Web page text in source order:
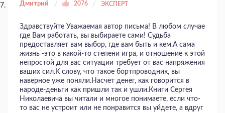
Дмитрий 2076 ЭКСПЕРТ
Здравствуйте Уважаемая автор письма! В любом случае
где Вам работать, вы выбираете сами! Судьба
предоставляет вам выбор, где вам быть и кем.А сама
жизнь -это в какой-то степени игра, и отношение к этой
непростой для вас ситуации требует от вас напряжения
ваших сил.К слову, что такое бортпроводник, вы
наверное уже поняли.Насчет денег, как говорится в
народе-деньги как пришли так и ушли.Книги Сергея
Николаевича вы читали и многое понимаете, если что-
то вас не устроит или не понравится вы уйдете, а вдруг